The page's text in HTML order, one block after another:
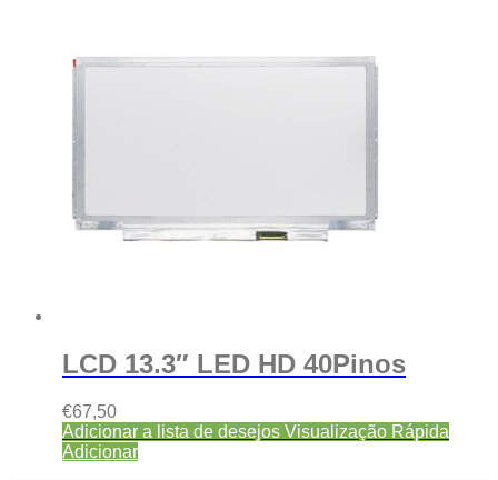
LCD 13.3″ LED HD 40Pinos
€67,50
Adicionar a lista de desejos Visualização Rápida
Adicionar